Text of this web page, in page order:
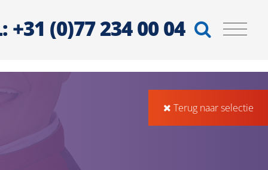
+31 (0)77 234 00 04
Terug naar selectie